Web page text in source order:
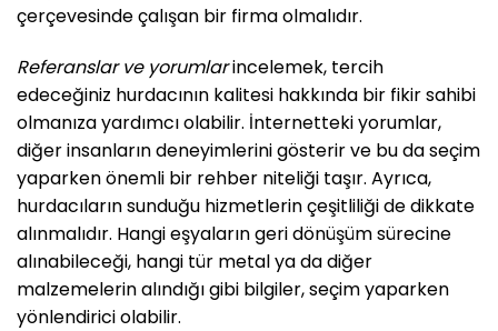
çerçevesinde çalışan bir firma olmalıdır.
Referanslar ve yorumlarincelemek, tercih
edeceğiniz hurdacının kalitesi hakkında bir fikir sahibi
olmanıza yardımcı olabilir. İnternetteki yorumlar,
diğer insanların deneyimlerini gösterir ve bu da seçim
yaparken önemli bir rehber niteliği taşır. Ayrıca,
hurdacıların sunduğu hizmetlerin çeşitliliği de dikkate
alınmalıdır. Hangi eşyaların geri dönüşüm sürecine
alınabileceği, hangi tür metal ya da diğer
malzemelerin alındığı gibi bilgiler, seçim yaparken
yönlendirici olabilir.